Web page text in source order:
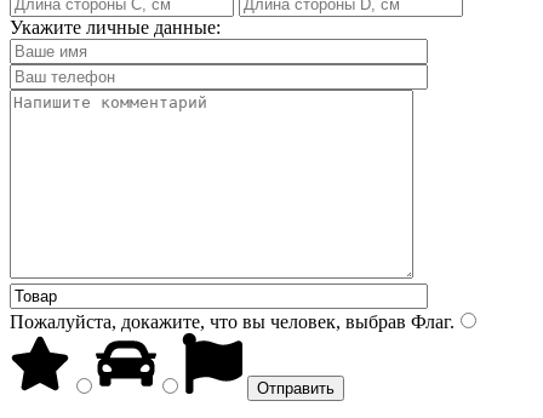
Укажите личные данные:
Пожалуйста, докажите, что вы человек, выбрав Флаг.